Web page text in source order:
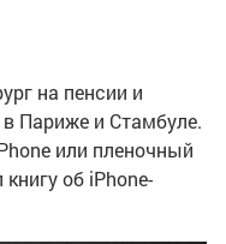
на пенсии и
Париже и Стамбуле.
или пленочный
об iPhone-